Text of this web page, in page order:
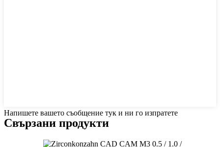
Напишете вашето съобщение тук и ни го изпратете
Свързани продукти